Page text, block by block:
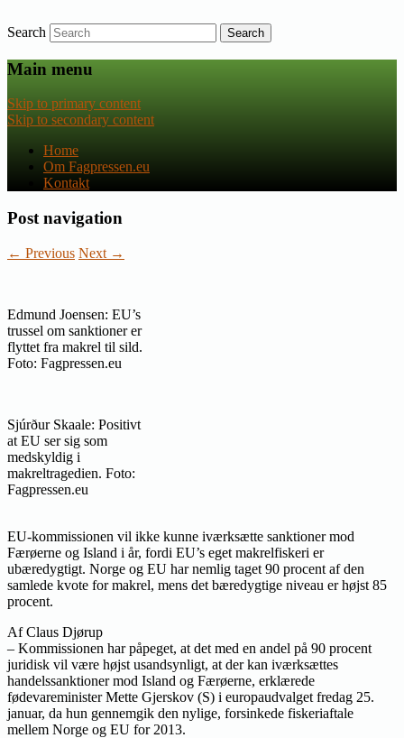
Fagpressen.eu
Nyheder om dansk EU-politik
Search
Main menu
Skip to primary content
Skip to secondary content
Home
Om Fagpressen.eu
Kontakt
Post navigation
← Previous Next →
Edmund Joensen: EU’s
trussel om sanktioner er
flyttet fra makrel til sild.
Foto: Fagpressen.eu
Sjúrður Skaale: Positivt
at EU ser sig som
medskyldig i
makreltragedien. Foto:
Fagpressen.eu
EU-kommissionen vil ikke kunne iværksætte sanktioner mod
Færøerne og Island i år, fordi EU’s eget makrelfiskeri er
ubæredygtigt. Norge og EU har nemlig taget 90 procent af den
samlede kvote for makrel, mens det bæredygtige niveau er højst 85
procent.
Af Claus Djørup
– Kommissionen har påpeget, at det med en andel på 90 procent
juridisk vil være højst usandsynligt, at der kan iværksættes
handelssanktioner mod Island og Færøerne, erklærede
fødevareminister Mette Gjerskov (S) i europaudvalget fredag 25.
januar, da hun gennemgik den nylige, forsinkede fiskeriaftale
mellem Norge og EU for 2013.